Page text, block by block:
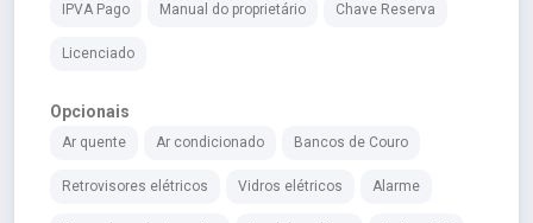
IPVA Pago Manual do proprietário Chave Reserva
Licenciado
Opcionais
Ar quente Ar condicionado Bancos de Couro
Retrovisores elétricos Vidros elétricos Alarme